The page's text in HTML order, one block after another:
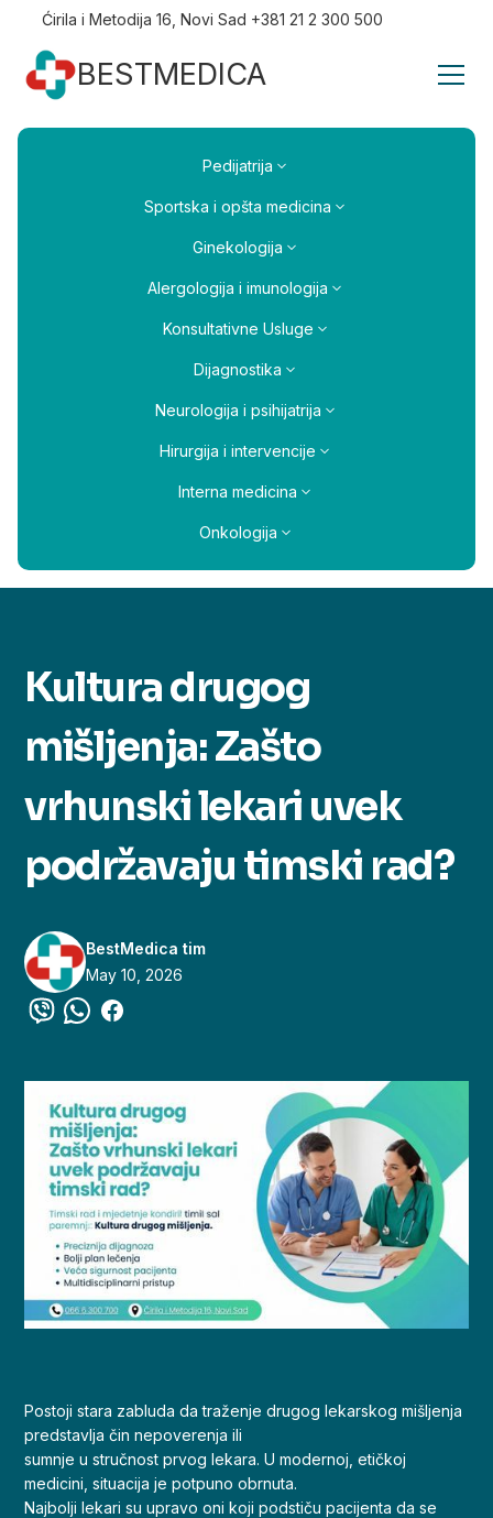
Ćirila i Metodija 16, Novi Sad +381 21 2 300 500
BESTMEDICA
Pedijatrija
Sportska i opšta medicina
Ginekologija
Alergologija i imunologija
Konsultativne Usluge
Dijagnostika
Neurologija i psihijatrija
Hirurgija i intervencije
Interna medicina
Onkologija
Kultura drugog
mišljenja: Zašto
vrhunski lekari uvek
podržavaju timski rad?
BestMedica tim
May 10, 2026
Postoji stara zabluda da traženje drugog lekarskog mišljenja
predstavlja čin nepoverenja ili
sumnje u stručnost prvog lekara. U modernoj, etičkoj
medicini, situacija je potpuno obrnuta.
Najbolji lekari su upravo oni koji podstiču pacijenta da se